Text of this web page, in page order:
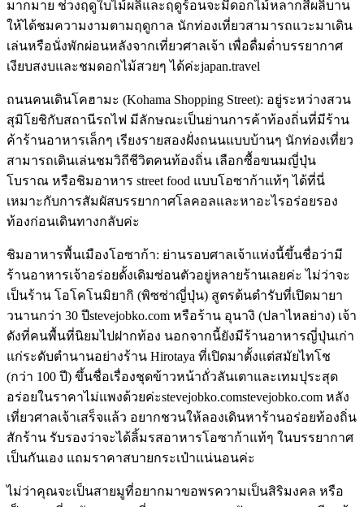
มากมาย ช่วงฤดูใบไม้ผลิและฤดูร้อนจะมีดอกไม้หลากสีผลิบาน
ให้ได้ชมความงามตามฤดูกาล นักท่องเที่ยวสามารถแวะมาเดิน
เล่นหรือนั่งพักผ่อนหลังจากเที่ยวศาลเจ้า เพื่อดื่มด่ำบรรยากาศ
เงียบสงบและชมดอกไม้สวยๆ ได้ค่ะjapan.travel
ถนนคนเดินโคฮามะ (Kohama Shopping Street): อยู่ระหว่างสวน
สุมิโยชิกับสถานีรถไฟ มีลักษณะเป็นย่านการค้าท้องถิ่นที่มีร้าน
ค้าร้านอาหารเล็กๆ เรียงรายสองฝั่งถนนแบบบ้านๆ นักท่องเที่ยว
สามารถเดินเล่นชมวิถีชีวิตคนท้องถิ่น เลือกซื้อขนมญี่ปุ่น
โบราณ หรือชิมอาหาร street food แบบโอซาก้าแท้ๆ ได้ที่นี่
เหมาะกับการสัมผัสบรรยากาศโลคอลและหาอะไรอร่อยรอง
ท้องก่อนเดินทางกลับค่ะ
ชิมอาหารพื้นเมืองโอซาก้า: ย่านรอบศาลเจ้าแห่งนี้ขึ้นชื่อว่ามี
ร้านอาหารเจ้าอร่อยดั้งเดิมซ่อนตัวอยู่หลายร้านเลยค่ะ ไม่ว่าจะ
เป็นร้าน โอโคโนมิยากิ (พิซซ่าญี่ปุ่น) สูตรต้นตำรับที่เปิดมายา
วนานกว่า 30 ปีstevejobko.com หรือร้าน อุนางิ (ปลาไหลย่าง) เจ้า
ดังที่คนพื้นที่นิยมไปฝากท้อง นอกจากนี้ยังมีร้านอาหารญี่ปุ่นเก่า
แก่ระดับตำนานอย่างร้าน Hirotaya ที่เปิดมาตั้งแต่สมัยไทโช
(กว่า 100 ปี) ขึ้นชื่อเรื่องชุดข้าวหน้าถั่วลันเตาและเทมปุระสุด
อร่อยในราคาไม่แพงด้วยค่ะstevejobko.comstevejobko.com หลัง
เที่ยวศาลเจ้าเสร็จแล้ว อยากชวนให้ลองเดินหาร้านอร่อยท้องถิ่น
สักร้าน รับรองว่าจะได้ลิ้มรสอาหารโอซาก้าแท้ๆ ในบรรยากาศ
เป็นกันเอง แถมราคาสบายกระเป๋าแน่นอนค่ะ
ไม่ว่าคุณจะเป็นสายมูที่อยากมาขอพรความเป็นสิริมงคล หรือ